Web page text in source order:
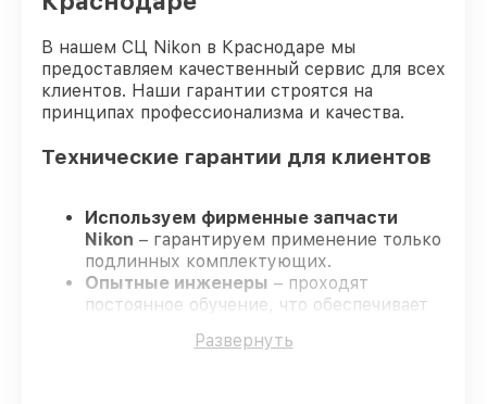
В нашем СЦ Nikon в Краснодаре мы
предоставляем качественный сервис для всех
клиентов. Наши гарантии строятся на
принципах профессионализма и качества.
Технические гарантии для клиентов
Используем фирменные запчасти
Nikon – гарантируем применение только
подлинных комплектующих.
Опытные инженеры – проходят
постоянное обучение, что обеспечивает
Развернуть